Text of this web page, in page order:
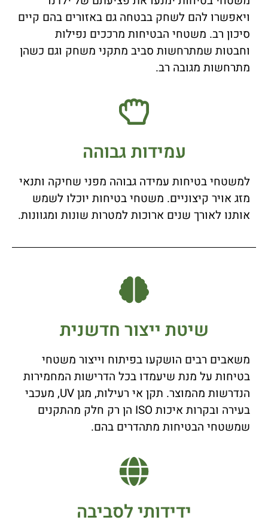
ויאפשרו להם לשחק בבטחה גם באזורים בהם קיים
סיכון רב. משטחי הבטיחות מרככים נפילות
וחבטות שמתרחשות סביב מתקני משחק וגם כשהן
מתרחשות מגובה רב.
עמידות גבוהה
למשטחי בטיחות עמידה גבוהה מפני שחיקה ותנאי
מזג אויר קיצוניים. משטחי בטיחות יוכלו לשמש
אותנו לאורך שנים ארוכות למטרות שונות ומגוונות.
שיטת ייצור חדשנית
משאבים רבים הושקעו בפיתוח וייצור משטחי
בטיחות על מנת שיעמדו בכל הדרישות המחמירות
הנדרשות מהמוצר. תקן אי רעילות, מגן UV, מעכבי
בעירה ובקרות איכות ISO הן רק חלק מהתקנים
שמשטחי הבטיחות מתהדרים בהם.
ידידותי לסביבה